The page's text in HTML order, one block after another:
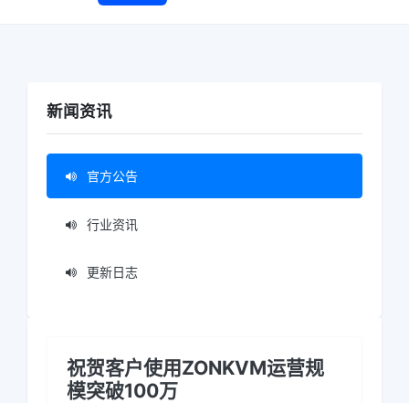
新闻资讯
官方公告
行业资讯
更新日志
祝贺客户使用ZONKVM运营规
模突破100万